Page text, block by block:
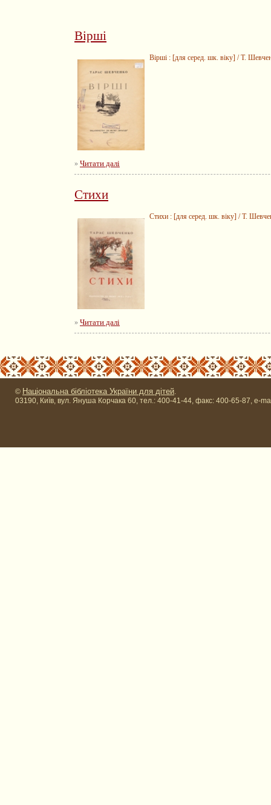
Вірші
Вірші : [для серед. шк. віку] / Т.
» Читати далі
Стихи
Стихи : [для серед. шк. віку] / Т.
» Читати далі
© Національна бібліотека України для дітей.
03190, Київ, вул. Януша Корчака 60, тел.: 400-41-44, факс: 400-65-87, e-